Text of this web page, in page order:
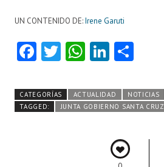
UN CONTENIDO DE:Irene Garuti
Fa
b
o
T
itt
er
W
ts
A
Li
e
dI
m
pa
CATEGORÍAS ACTUALIDAD NOTICIAS
TAGGED:
JUNTA GOBIERNO SANTA CRUZ